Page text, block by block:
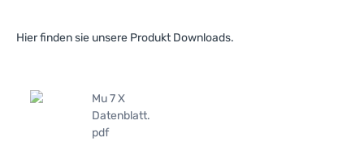
Hier finden sie unsere Produkt Downloads.
Mu 7 X
Datenblatt.
pdf